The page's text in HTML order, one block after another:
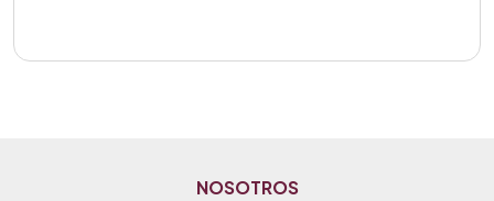
NOSOTROS